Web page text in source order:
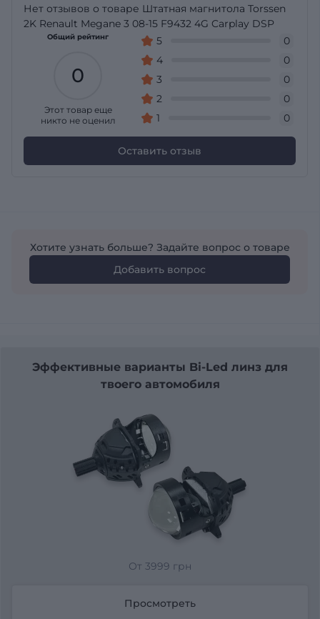
Нет отзывов о товаре Штатная магнитола Torssen
2K Renault Megane 3 08-15 F9432 4G Carplay DSP
Общий рейтинг
0
Этот товар еще
никто не оценил
5
0
4
0
3
0
2
0
1
0
Оставить отзыв
Хотите узнать больше? Задайте вопрос о товаре
Добавить вопрос
Эффективные варианты Bi-Led линз для
твоего автомобиля
От 3999 грн
Просмотреть